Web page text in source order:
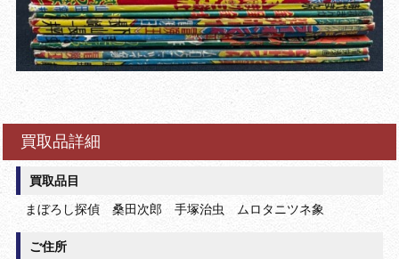
買取品詳細
買取品目
まぼろし探偵 桑田次郎 手塚治虫 ムロタニツネ象
ご住所